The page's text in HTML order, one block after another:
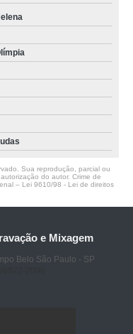
Sua reprodução, parcial ou
do autor. Crime de
– Lei 9610/98 - Lei de direitos
e Mixagem
Belo São Paulo - SP